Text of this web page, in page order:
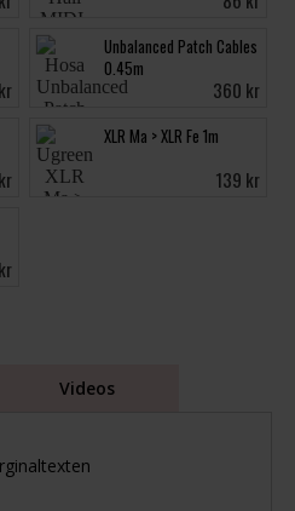
Unbalanced Patch Cables
0.45m
360 kr
XLR Ma > XLR Fe 1m
139 kr
Videos